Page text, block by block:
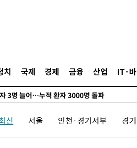
치 국제 경제 금융 산업 IT·
마감…S&P 0.6% 나스닥 1.3%↑
박 '펄펄'…동해안 일부 지역엔 호의주의보
3명 늘어…누적 환자 3000명 돌파
㎜ 물폭탄…도로 잠기고 담벼락 붕괴
근 천종산삼 9뿌리 발견…감정가 1.3억원
신 서울 인천·경기서부 경